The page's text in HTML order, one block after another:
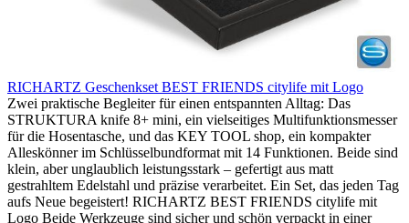
RICHARTZ Geschenkset BEST FRIENDS citylife mit Logo
Zwei praktische Begleiter für einen entspannten Alltag: Das
STRUKTURA knife 8+ mini, ein vielseitiges Multifunktionsmesser
für die Hosentasche, und das KEY TOOL shop, ein kompakter
Alleskönner im Schlüsselbundformat mit 14 Funktionen. Beide sind
klein, aber unglaublich leistungsstark – gefertigt aus matt
gestrahltem Edelstahl und präzise verarbeitet. Ein Set, das jeden Tag
aufs Neue begeistert! RICHARTZ BEST FRIENDS citylife mit
Logo Beide Werkzeuge sind sicher und schön verpackt in einer